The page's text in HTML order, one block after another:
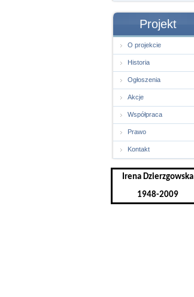
Projekt
O projekcie
Historia
Ogłoszenia
Akcje
Współpraca
Prawo
Kontakt
Irena Dzierzgowska
1948-2009